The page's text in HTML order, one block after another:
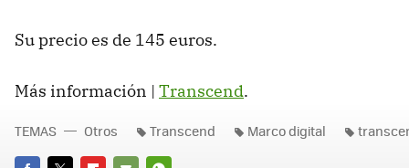
Su precio es de 145 euros.
Más información | Transcend.
TEMAS Otros Transcend Marco digital